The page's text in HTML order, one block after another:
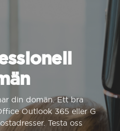
din domän. Ett bra
Outlook 365 eller G
Testa oss